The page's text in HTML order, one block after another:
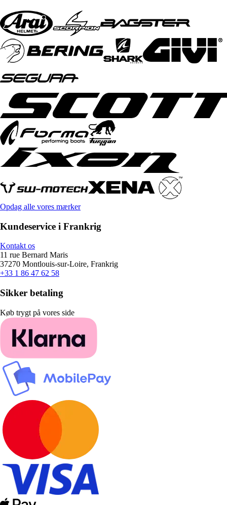
Opdag alle vores mærker
Kundeservice i Frankrig
Kontakt os
11 rue Bernard Maris
37270 Montlouis-sur-Loire, Frankrig
+33 1 86 47 62 58
Sikker betaling
Køb trygt på vores side